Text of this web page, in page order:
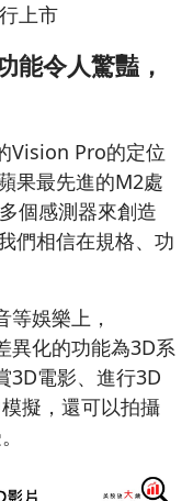
上市
能令人驚豔，
Vision Pro的定位
果最先進的M2處
個感測器來創造
們相信在規格、功
娛樂上，
異化的功能為3D系
3D電影、進行3D
擬，還可以拍攝